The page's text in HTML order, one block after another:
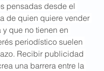
pensadas desde el
de quien quiere vender
y que no tienen en
periodístico suelen
Recibir publicidad
una barrera entre la